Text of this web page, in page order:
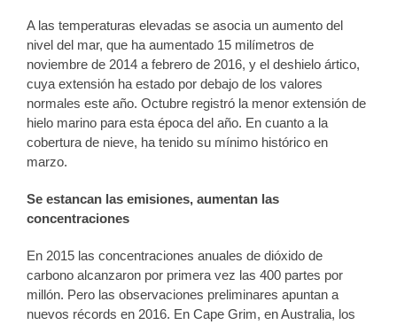
A las temperaturas elevadas se asocia un aumento del
nivel del mar, que ha aumentado 15 milímetros de
noviembre de 2014 a febrero de 2016, y el deshielo ártico,
cuya extensión ha estado por debajo de los valores
normales este año. Octubre registró la menor extensión de
hielo marino para esta época del año. En cuanto a la
cobertura de nieve, ha tenido su mínimo histórico en
marzo.
Se estancan las emisiones, aumentan las
concentraciones
En 2015 las concentraciones anuales de dióxido de
carbono alcanzaron por primera vez las 400 partes por
millón. Pero las observaciones preliminares apuntan a
nuevos récords en 2016. En Cape Grim, en Australia, los